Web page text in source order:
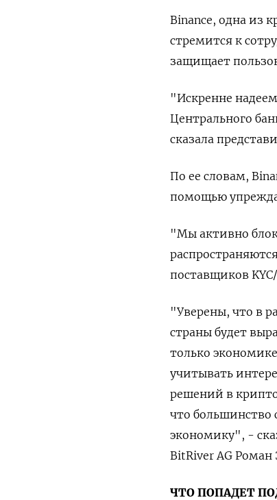
Binance, одна из
стремится к
защищает
"Искренне
Центрального
сказала
По ее словам,
помощью
"Мы активно
поставщиков
"Уверены, что в
страны будет
только
учитывать
решений в
что
экономику", -
BitRiver AG Роман
ЧТО ПОПАДЕТ